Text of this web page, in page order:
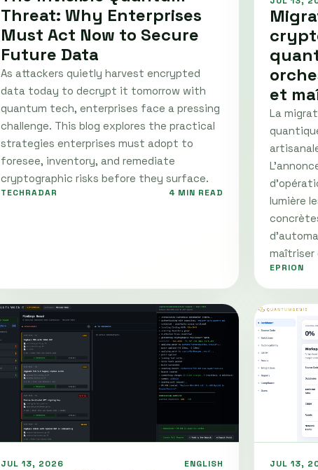
Threat: Why Enterprises
Must Act Now to Secure
Future Data
As attackers quietly harvest encrypted
data today to decrypt it tomorrow with
quantum tech, enterprises face a pressing
challenge. This blog explores the practical
strategies enterprises must adopt to
foresee, inventory, and remediate
cryptographic risks before they surface.
TECHRADAR 4 MIN READ
et
La
lumière
EPRION
JUL 13, 2026 ENGLISH JUL 13,